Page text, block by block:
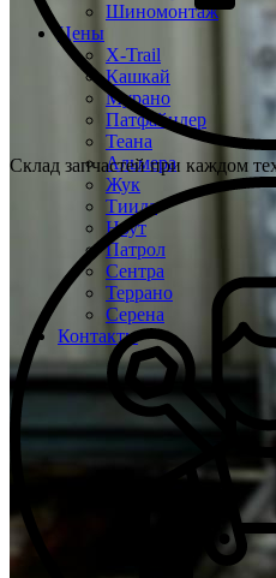
Шиномонтаж
Цены
X-Trail
Кашкай
Мурано
Патфайндер
Теана
Альмера
Жук
Тиида
Ноут
Патрол
Сентра
Террано
Серена
Контакты
Склад запчастей при каждом